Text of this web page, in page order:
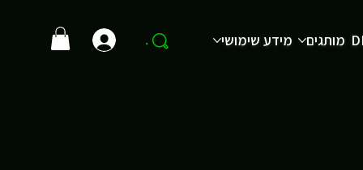
מותגים מידע שימושי .